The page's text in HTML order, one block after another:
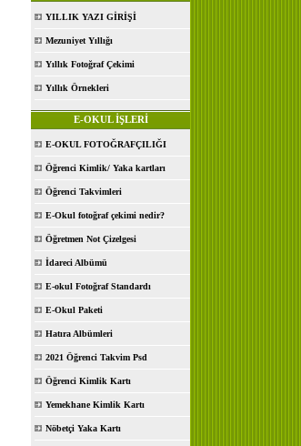
YILLIK YAZI GİRİŞİ
Mezuniyet Yıllığı
Yıllık Fotoğraf Çekimi
Yıllık Örnekleri
E-OKUL İŞLERİ
E-OKUL FOTOĞRAFÇILIĞI
Öğrenci Kimlik/ Yaka kartları
Öğrenci Takvimleri
E-Okul fotoğraf çekimi nedir?
Öğretmen Not Çizelgesi
İdareci Albümü
E-okul Fotoğraf Standardı
E-Okul Paketi
Hatıra Albümleri
2021 Öğrenci Takvim Psd
Öğrenci Kimlik Kartı
Yemekhane Kimlik Kartı
Nöbetçi Yaka Kartı